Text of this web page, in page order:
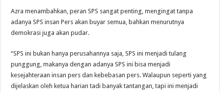
Azra menambahkan, peran SPS sangat penting, mengingat tanpa
adanya SPS insan Pers akan buyar semua, bahkan menurutnya
demokrasi juga akan pudar.
“SPS ini bukan hanya perusahannya saja, SPS ini menjadi tulang
punggung, makanya dengan adanya SPS ini bisa menjadi
kesejahteraan insan pers dan kebebasan pers. Walaupun seperti yang
dijelaskan oleh ketua harian tadi banyak tantangan, tapi ini menjadi